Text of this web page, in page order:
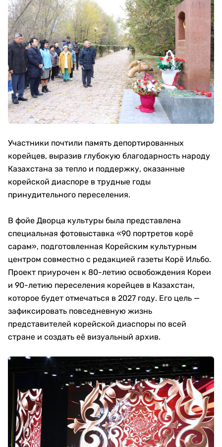
Участники почтили память депортированных
корейцев, выразив глубокую благодарность народу
Казахстана за тепло и поддержку, оказанные
корейской диаспоре в трудные годы
принудительного переселения.
В фойе Дворца культуры была представлена
специальная фотовыставка «90 портретов корё
сарам», подготовленная Корейским культурным
центром совместно с редакцией газеты Корё Ильбо.
Проект приурочен к 80-летию освобождения Кореи
и 90-летию переселения корейцев в Казахстан,
которое будет отмечаться в 2027 году. Его цель —
зафиксировать повседневную жизнь
представителей корейской диаспоры по всей
стране и создать её визуальный архив.